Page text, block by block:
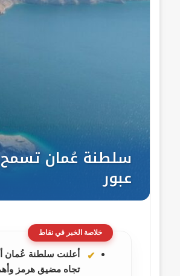
خلاصة الخبر في نقاط
أعلنت سلطنة عُمان
تجاه مضيق هرمز